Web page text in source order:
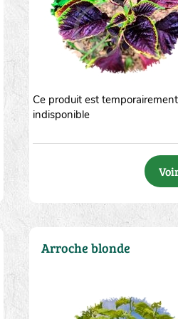
1 2.5 5
Ce produit est temporairement
indisponible
10
Arroche blonde